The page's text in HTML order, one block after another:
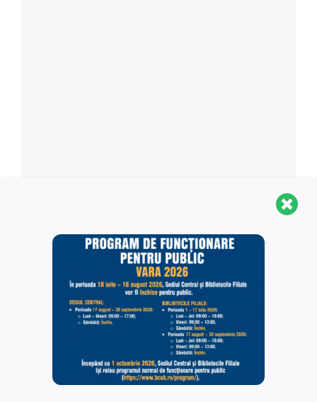
Aula Bibliotecii Centrale Universitare „Carol I”
Calea Victoriei 88
+ Hartă Google
Vezi site-ul web Loc de desfășurare